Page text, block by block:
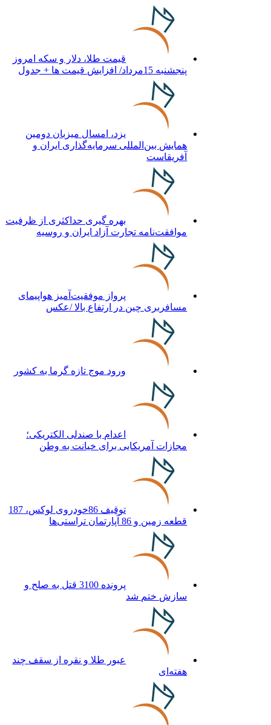
قیمت طلا، دلار و سکه امروز
پنجشنبه 15مرداد/ افزایش قیمت ها + جدول
یزد، امسال میزبان دومین
همایش بین‌المللی سرمایه‌گذاری ایران و
آفریقاست
بهره گیری حداکثری از ظرفیت
موافقت‌نامه تجارت آزاد ایران و روسیه
پرواز موفقیت‌آمیز هواپیمای
مسافربری چین در ارتفاع بالا /عکس
ورود موج تازه گرما به کشور
اعدام با صندلی الکتریکی؛
مجازات آمریکایی برای خیانت به وطن
توقیف 86خودروی لوکس، 187
قطعه زمین و 86 آپارتمان تراستی‌ها
پرونده 3100 قتل به صلح و
سازش ختم شد
عبور طلا و نقره از سقف چند
هفته‌ای